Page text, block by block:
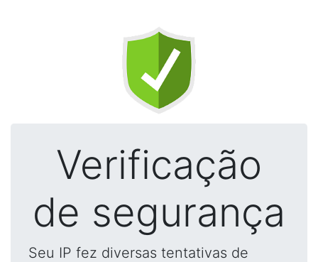
Verificação
de segurança
Seu IP fez diversas tentativas de